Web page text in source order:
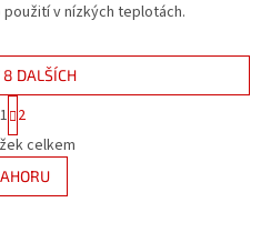
v nízkých teplotách.
O
v
l
á
8 DALŠÍCH
S
t
r
á
n
k
1 2
celkem